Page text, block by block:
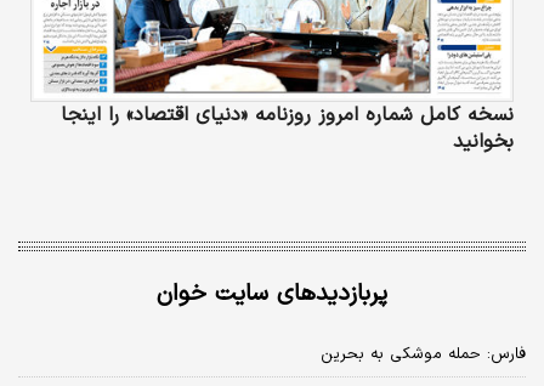
نسخه کامل شماره امروز روزنامه «دنیای‌ اقتصاد» را اینجا
بخوانید
پربازدیدهای سایت خوان
فارس: حمله موشکی به بحرین